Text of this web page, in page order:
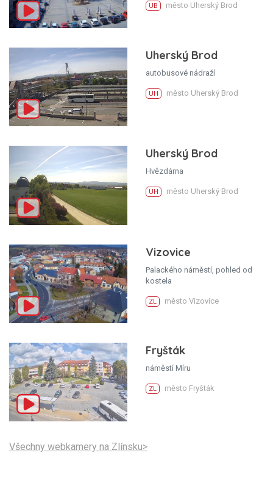
UB město Uherský Brod
Uherský Brod
autobusové nádraží
UH město Uherský Brod
Uherský Brod
Hvězdárna
UH město Uherský Brod
Vizovice
Palackého náměstí, pohled od
kostela
ZL město Vizovice
Fryšták
náměstí Míru
ZL město Fryšták
Všechny webkamery na Zlínsku>